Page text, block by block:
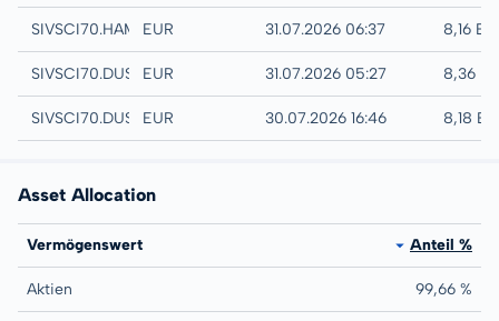
Hamburg
SIVSCI70.HAMBEUR 31.07.2026 06:37 8,16
Quotrix
SIVSCI70.DUSDEUR 31.07.2026 05:27 8,36
Düsseldorf
SIVSCI70.DUSB EUR 30.07.2026 16:46 8,18
Asset Allocation
Vermögenswert Anteil %
Aktien 99,66 %